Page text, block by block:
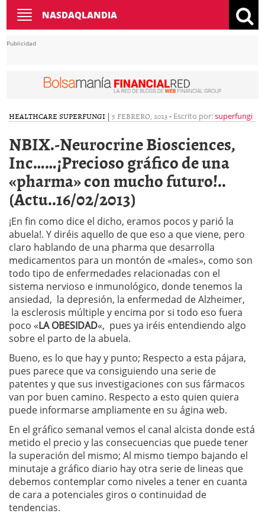
Toggle
navigation
NASDAQLANDIA
Publicidad
HEALTHCARE SUPERFUNGI | 5 FEBRERO, 2013- Escrito por:superfungi
NBIX.-Neurocrine Biosciences,
Inc……¡Precioso gráfico de una
«pharma» con mucho futuro!..
(Actu..16/02/2013)
¡En fin como dice el dicho, eramos pocos y parió la
abuela!. Y diréis aquello de que eso a que viene, pero
claro hablando de una pharma que desarrolla
medicamentos para un montón de «males», como son
todo tipo de enfermedades relacionadas con el
sistema nervioso e inmunológico, donde tenemos la
ansiedad, la depresión, la enfermedad de Alzheimer,
la esclerosis múltiple y encima por si todo eso fuera
poco «LA OBESIDAD«, pues ya iréis entendiendo algo
sobre el parto de la abuela.
Bueno, es lo que hay y punto; Respecto a esta pájara,
pues parece que va consiguiendo una serie de
patentes y que sus investigaciones con sus fármacos
van por buen camino. Respecto a esto quien quiera
puede informarse ampliamente en su ágina web.
En el gráfico semanal vemos el canal alcista donde está
metido el precio y las consecuencias que puede tener
la superación del mismo; Al mismo tiempo bajando el
minutaje a gráfico diario hay otra serie de lineas que
debemos contemplar como niveles a tener en cuanta
de cara a potenciales giros o continuidad de
tendencias.